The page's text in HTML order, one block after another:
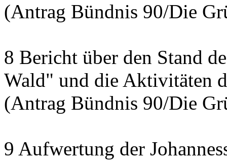
(Antrag Bündnis 90/Die
8 Bericht über den Stand
Wald" und die Aktivitäten
(Antrag Bündnis 90/Die
9 Aufwertung der